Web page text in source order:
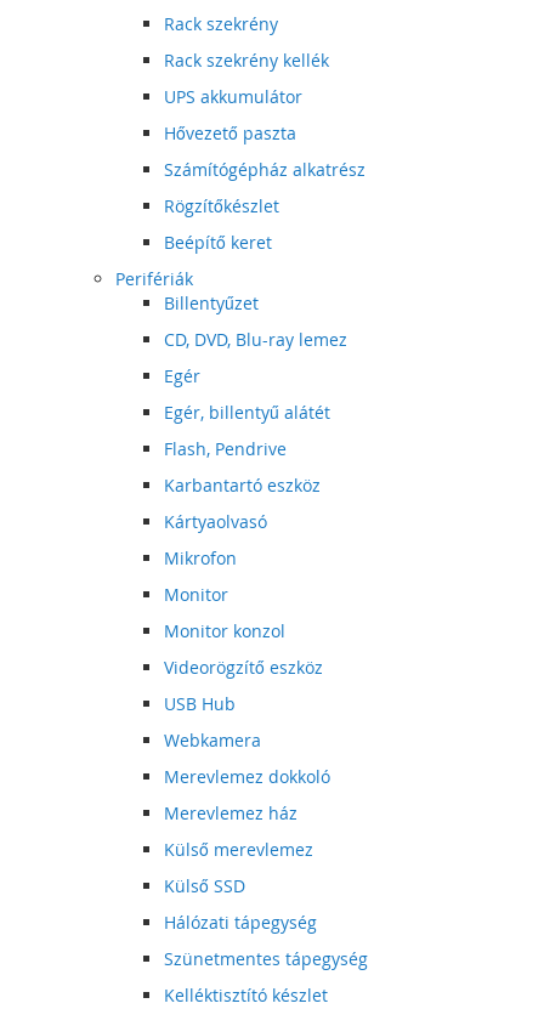
Rack szekrény
Rack szekrény kellék
UPS akkumulátor
Hővezető paszta
Számítógépház alkatrész
Rögzítőkészlet
Beépítő keret
Perifériák
Billentyűzet
CD, DVD, Blu-ray lemez
Egér
Egér, billentyű alátét
Flash, Pendrive
Karbantartó eszköz
Kártyaolvasó
Mikrofon
Monitor
Monitor konzol
Videorögzítő eszköz
USB Hub
Webkamera
Merevlemez dokkoló
Merevlemez ház
Külső merevlemez
Külső SSD
Hálózati tápegység
Szünetmentes tápegység
Kelléktisztító készlet